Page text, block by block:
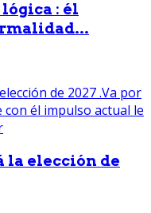
: él
la elección de